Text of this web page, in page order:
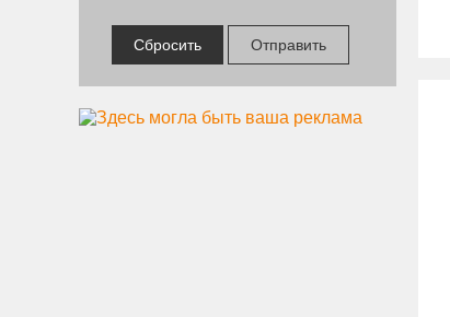
Сбросить Отправить